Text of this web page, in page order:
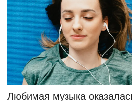
Любимая музыка